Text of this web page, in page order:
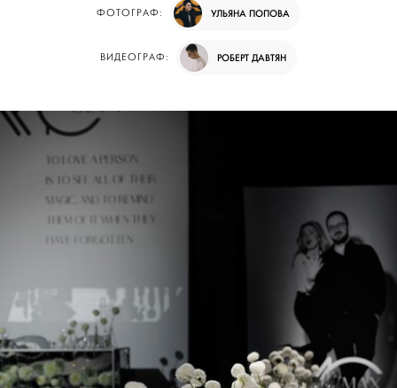
ФОТОГРАФ: УЛЬЯНА ПОПОВА
ВИДЕОГРАФ: РОБЕРТ ДАВТЯН